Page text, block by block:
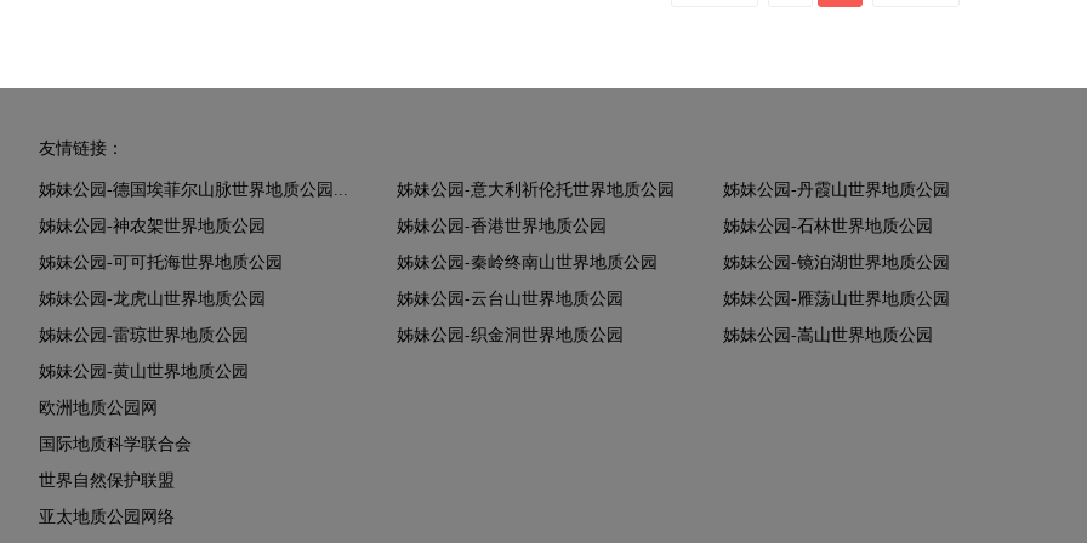
友情链接：
姊妹公园-德国埃菲尔山脉世界地质公园...
姊妹公园-神农架世界地质公园
姊妹公园-可可托海世界地质公园
姊妹公园-龙虎山世界地质公园
姊妹公园-雷琼世界地质公园
姊妹公园-意大利祈伦托世界地质公园
姊妹公园-香港世界地质公园
姊妹公园-秦岭终南山世界地质公园
姊妹公园-云台山世界地质公园
姊妹公园-织金洞世界地质公园
姊妹公园-丹霞山世界地质公园
姊妹公园-石林世界地质公园
姊妹公园-镜泊湖世界地质公园
姊妹公园-雁荡山世界地质公园
姊妹公园-嵩山世界地质公园
姊妹公园-黄山世界地质公园
欧洲地质公园网
国际地质科学联合会
世界自然保护联盟
亚太地质公园网络